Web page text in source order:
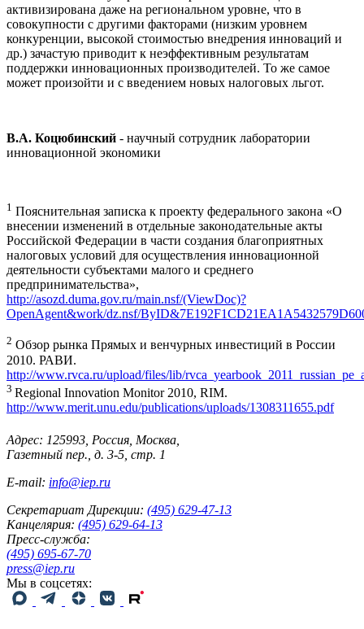
активизирована даже на региональном уровне, что в
совокупности с другими факторами (низким уровнем
конкуренции, высокой стоимостью внедрения инноваций и
др.) зачастую приводит к неэффективным результатам
поддержки инновационных производителей. То же самое
может произойти и с введением новых налоговых льгот.
В.А. Коцюбинский - научный сотрудник лаборатории
инновационной экономики
1 Пояснительная записка к проекту федерального закона «О
внесении изменений в отдельные законодательные акты
Российской Федерации в части создания благоприятных
налоговых условий для осуществления инновационной
деятельности субъектами малого и среднего
предпринимательства»,
http://asozd.duma.gov.ru/main.nsf/(ViewDoc)?
OpenAgent&work/dz.nsf/
2 Обзор рынка Прямых и венчурных инвестиций в России
2010. РАВИ.
http://www.rvca.ru/upload/files/lib/
3 Regional Innovation Monitor 2010, RIM.
http://www.merit.unu.edu/publications/uploads/1308311655.pdf
Адрес: 125993, Россия, Москва,
Газетный пер., д. 3-5, стр. 1
E-mail: info@iep.ru
Секретариат Дирекции: (495) 629-47-13
Канцелярия: (495) 629-64-13
Пресс-служба:
(495) 695-67-70
press@iep.ru
Мы в соцсетях: